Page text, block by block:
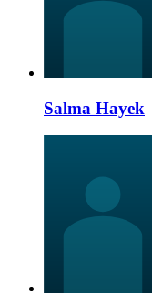
Salma Hayek